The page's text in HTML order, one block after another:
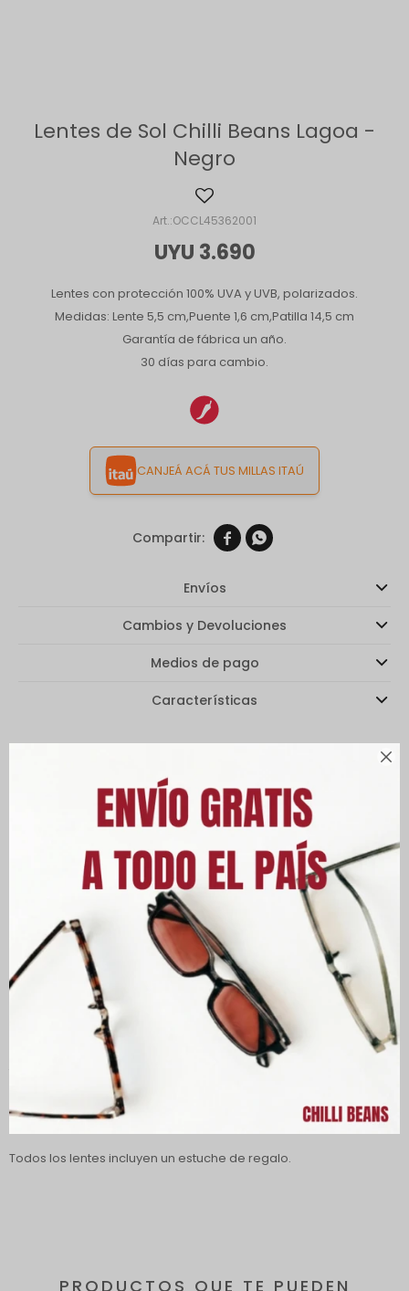

Lentes de Sol Chilli Beans Lagoa -
Negro
OCCL45362001
UYU 3.690
Lentes con protección 100% UVA y UVB, polarizados.
Medidas: Lente 5,5 cm,Puente 1,6 cm,Patilla 14,5 cm
Garantía de fábrica un año.
30 días para cambio.
CANJEÁ ACÁ TUS MILLAS ITAÚ
 
Envíos
Cambios y Devoluciones
Medios de pago
Características
Descripción
Los lentes de sol polarizadas clásicas Chilli Beans para mujer
están fabricadas en acetato, lo que las hace más ligeras,
duraderas y resistentes.
Sus lentes con protección 100 % UVA y UVB protegen tus ojos de
los rayos dañinos del sol, reduciendo el riesgo de desarrollar
enfermedades oculares.
Además, cuentan con tratamiento de polarización, que ofrece
imágenes más nítidas y mayor comodidad visual. El puente en
forma de U incorpora una plaqueta nasal y las patillas exclusivas
Todos los lentes incluyen un estuche de regalo.
PRODUCTOS QUE TE PUEDEN